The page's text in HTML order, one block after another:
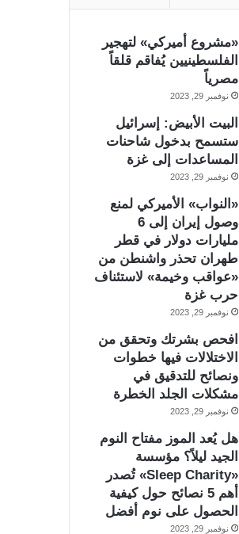
«مشروع أميركي» لتهجير
الفلسطينيين يُفاقم قلقاً
مصرياً
نوفمبر 29, 2023
البيت الأبيض: إسرائيل
ستسمح بدخول شاحنات
المساعدات إلى غزة
نوفمبر 29, 2023
«النواب» الأميركي لمنع
وصول إيران إلى 6
مليارات دولار في قطر
طهران تحذر واشنطن من
«عواقب وخيمة» لاستئناف
حرب غزة
نوفمبر 29, 2023
افحص بشرتك وتحقق من
الاختلالات فيها خطوات
ونصائح للتدقيق في
مشكلات الجلد الخطرة
نوفمبر 29, 2023
هل يُعد الموز مفتاح النوم
الجيد ليلاً؟ مؤسسة
«Sleep Charity» تُصدر
أهم 5 نصائح حول كيفية
الحصول على نوم أفضل
نوفمبر 29, 2023